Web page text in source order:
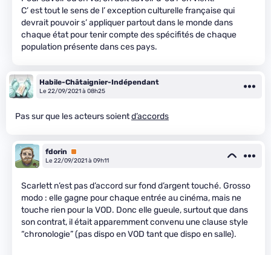
C’ est tout le sens de l’ exception culturelle française qui
devrait pouvoir s’ appliquer partout dans le monde dans
chaque état pour tenir compte des spécifités de chaque
population présente dans ces pays.
Habile-Châtaignier-Indépendant
Le 22/09/2021 à 08h25
Pas sur que les acteurs soientd’accords
fdorin
Premium
Le 22/09/2021 à 09h11
Scarlett n’est pas d’accord sur fond d’argent touché. Grosso
modo : elle gagne pour chaque entrée au cinéma, mais ne
touche rien pour la VOD. Donc elle gueule, surtout que dans
son contrat, il était apparemment convenu une clause style
“chronologie” (pas dispo en VOD tant que dispo en salle).